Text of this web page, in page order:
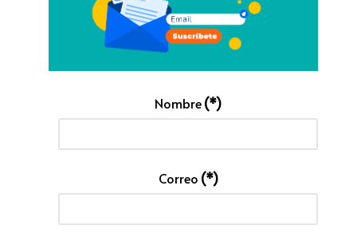
Nombre(*)
Correo (*)